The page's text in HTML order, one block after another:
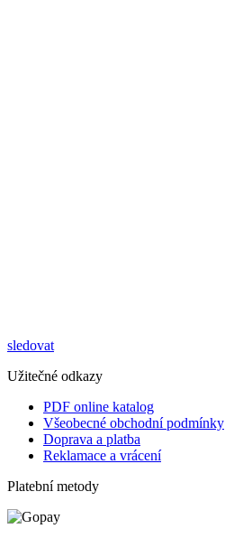
sledovat
Užitečné odkazy
PDF online katalog
Všeobecné obchodní podmínky
Doprava a platba
Reklamace a vrácení
Platební metody